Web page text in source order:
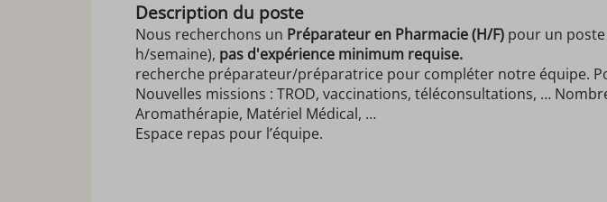
Description du poste
Nous recherchons un Préparateur en Pharmacie (H/F) pour un
h/semaine), pas d'expérience minimum requise.
recherche préparateur/préparatrice pour compléter notre équipe.
Nouvelles missions : TROD, vaccinations, téléconsultations, …
Aromathérapie, Matériel Médical, …
Espace repas pour l’équipe.